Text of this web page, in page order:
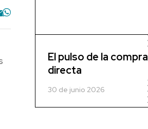
El pulso de la compra
directa
30 de junio 2026